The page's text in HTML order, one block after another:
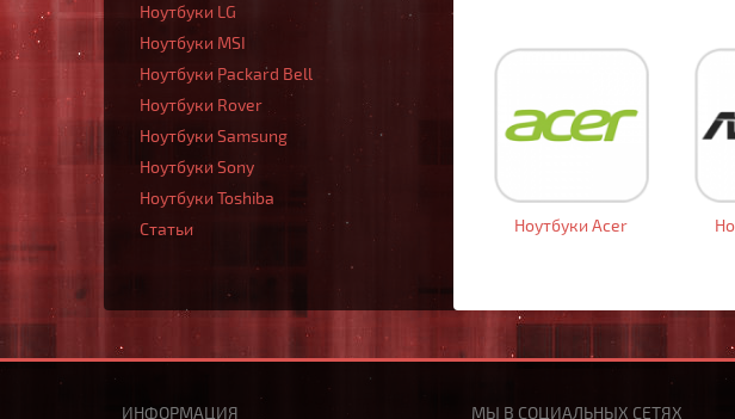
Ноутбуки LG
Ноутбуки MSI
Ноутбуки Packard Bell
Ноутбуки Rover
Ноутбуки Samsung
Ноутбуки Sony
Ноутбуки Toshiba
Статьи
Ноутбуки Acer
ИНФОРМАЦИЯ МЫ В СОЦИАЛЬНЫХ СЕТЯХ